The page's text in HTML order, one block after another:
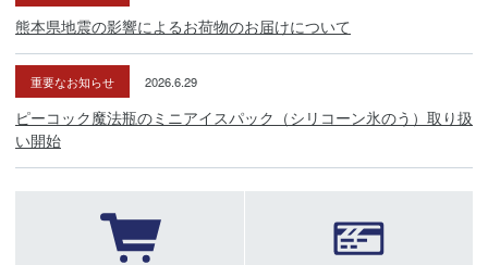
熊本県地震の影響によるお荷物のお届けについて
重要なお知らせ 2026.6.29
ピーコック魔法瓶のミニアイスパック（シリコーン氷のう）取り扱
い開始